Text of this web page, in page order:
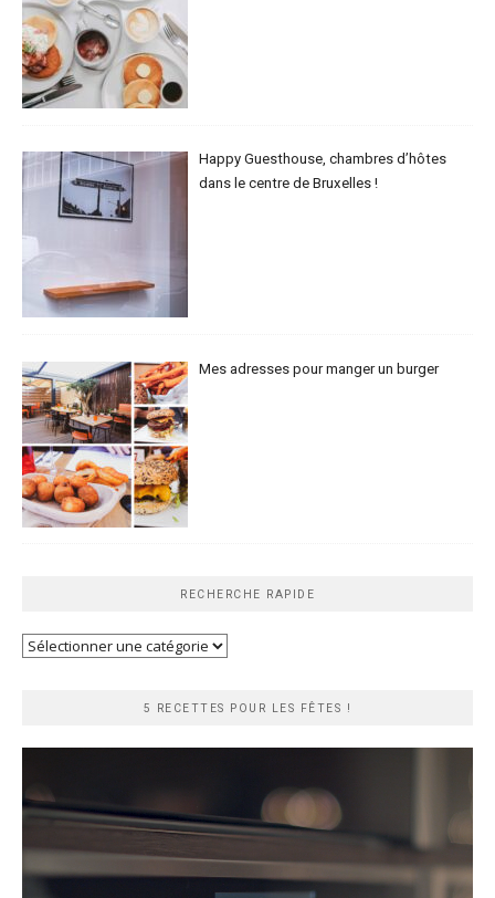
Happy Guesthouse, chambres d’hôtes
dans le centre de Bruxelles !
Mes adresses pour manger un burger
RECHERCHE RAPIDE
Recherche
5 RECETTES POUR LES FÊTES !